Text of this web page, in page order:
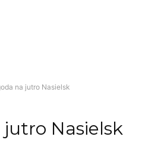
na jutro Nasielsk
Nasielsk